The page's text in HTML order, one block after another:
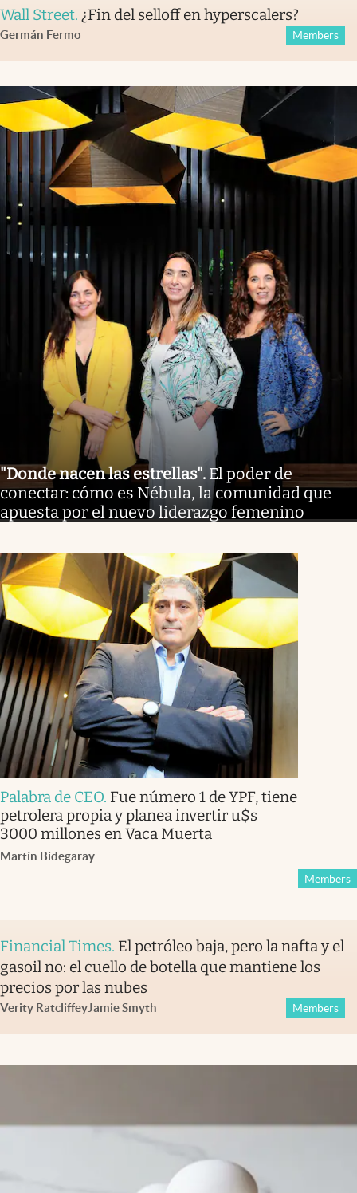
Wall Street. ¿Fin del selloff en hyperscalers?
Germán Fermo Members
"Donde nacen las estrellas". El poder de
conectar: cómo es Nébula, la comunidad que
apuesta por el nuevo liderazgo femenino
Palabra de CEO. Fue número 1 de YPF, tiene
petrolera propia y planea invertir u$s
3000 millones en Vaca Muerta
Martín Bidegaray
Members
Financial Times. El petróleo baja, pero la nafta y el
gasoil no: el cuello de botella que mantiene los
precios por las nubes
Verity RatcliffeyJamie Smyth Members